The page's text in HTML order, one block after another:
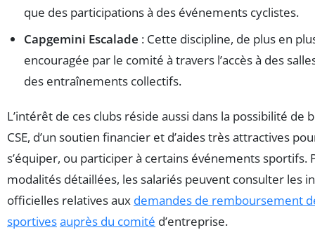
que des participations à des événements cyclistes.
Capgemini Escalade : Cette discipline, de plus en
encouragée par le comité à travers l’accès à des
des entraînements collectifs.
L’intérêt de ces clubs réside aussi dans la possibilité de
CSE, d’un soutien financier et d’aides très attractives
s’équiper, ou participer à certains événements sportifs.
modalités détaillées, les salariés peuvent consulter les
officielles relatives aux demandes de remboursement
sportivesauprès du comité d’entreprise.